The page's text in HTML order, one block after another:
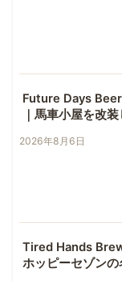
Future Days
｜馬車小屋を改
2026年8月6日
Tired Hands
ホッピーセゾン